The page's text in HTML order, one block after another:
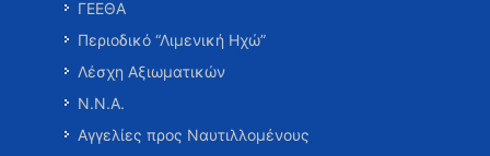
ΓΕΕΘΑ
Περιοδικό “Λιμενική Ηχώ”
Λέσχη Αξιωματικών
Ν.Ν.Α.
Αγγελίες προς Ναυτιλλομένους